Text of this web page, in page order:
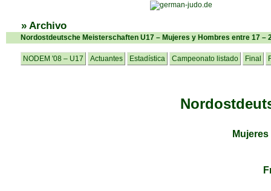
» Archivo
Nordostdeutsche Meisterschaften U17 – Mujeres y Hombres entre 17 –
NODEM '08 – U17 Actuantes Estadística Campeonato listado Final